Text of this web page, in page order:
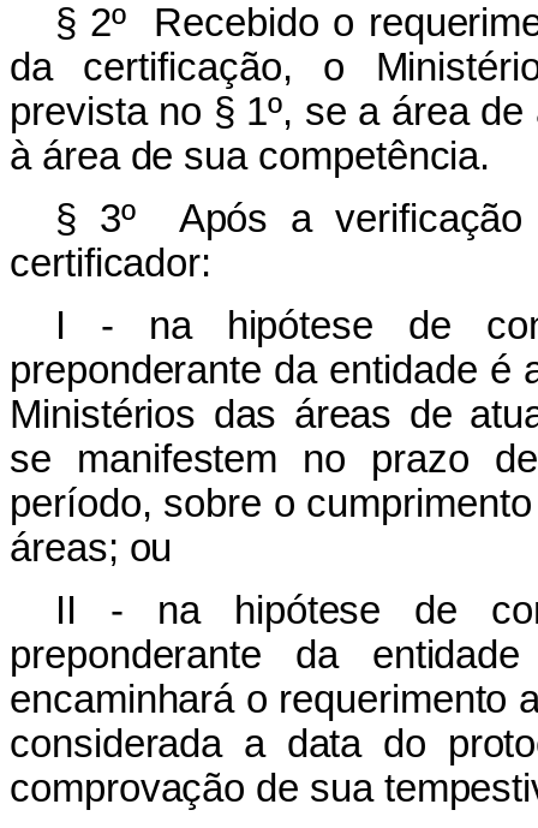
§ 2º Recebido o
da certificação, o
prevista no § 1º, se a área
à área de sua competência.
§ 3º Após a
certificador:
I - na hipótese de
preponderante da entidade é
Ministérios das áreas de
se manifestem no prazo
período, sobre o
áreas; ou
II - na hipótese de
preponderante da
encaminhará o requerimento
considerada a data do
comprovação de sua